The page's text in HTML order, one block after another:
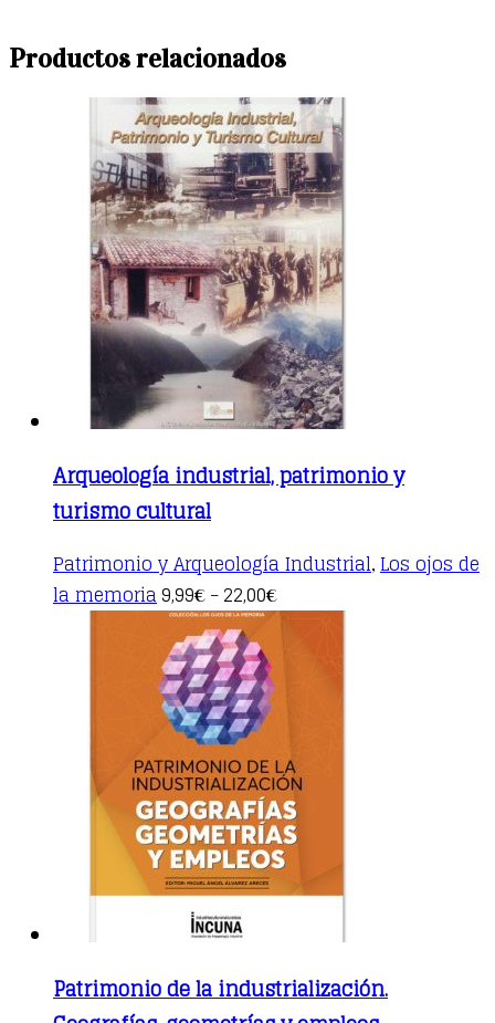
Productos relacionados
Arqueología industrial, patrimonio y
turismo cultural
Patrimonio y Arqueología Industrial, Los ojos de
la memoria This
product
has
multiple
variants.
The
options
may
be
chosen
on
the
product
page
9,99€ – 22,00€
Patrimonio de la industrialización.